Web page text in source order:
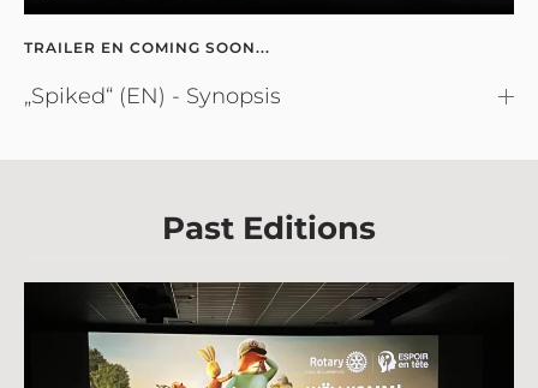
TRAILER EN COMING SOON...
„Spiked“ (EN) - Synopsis
Past Editions